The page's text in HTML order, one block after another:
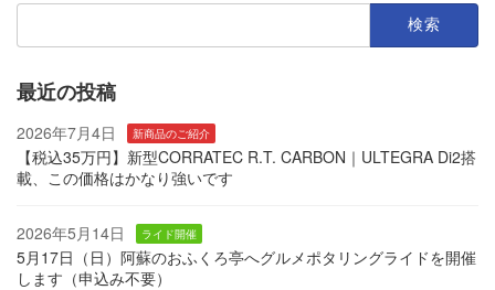
検
最近の投稿
2026年7月4日 新商品のご紹介
【税込35万円】新型CORRATEC R.T. CARBON｜ULTEGRA Di2搭
載、この価格はかなり強いです
2026年5月14日 ライド開催
5月17日（日）阿蘇のおふくろ亭へグルメポタリングライドを開催
します（申込み不要）